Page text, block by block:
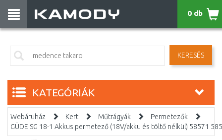
KERESÉS
0 db
KATEGÓRIÁK
Webáruház Kert Műtrágyák
Permetezők
GÜDE SG 18-1 Akkus permetező (18V/akku és töltő nélkül) 58571